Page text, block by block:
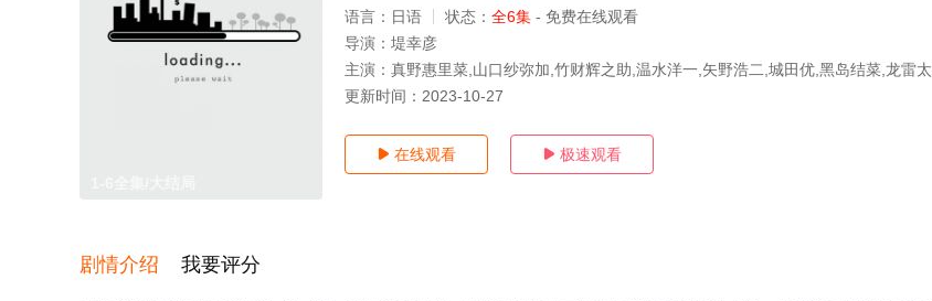
语言： 日语 状态： 全6集 - 免费在线观看
导演： 堤幸彦
主演： 真野惠里菜,山口纱弥加,竹财辉之助,温水洋一,矢野浩二,城田优,黑岛结菜,龙雷太
更新时间： 2023-10-27
 在线观看  极速观看
剧情介绍 我要评分